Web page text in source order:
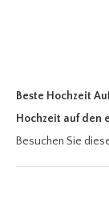
Beste Hochzeit
Hochzeit auf den
Besuchen Sie